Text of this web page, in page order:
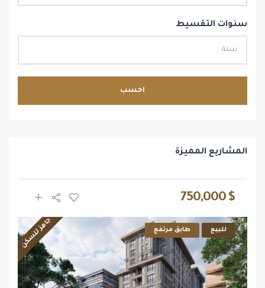
سنوات التقسيط
احسب
المشاريع المميزة
$ 750,000
للبيع طابق مرتفع جاهز للسكن